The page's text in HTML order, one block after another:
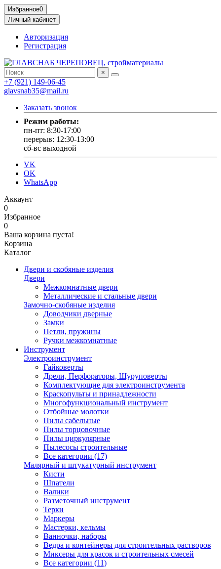
Избранное0
Личный кабинет
Авторизация
Регистрация
×
+7 (921) 149-06-45
glavsnab35@mail.ru
Заказать звонок
Режим работы:
пн-пт: 8:30-17:00
перерыв: 12:30-13:00
сб-вс выходной
VK
OK
WhatsApp
Аккаунт
0
Избранное
0
Ваша корзина пуста!
Корзина
Каталог
Двери и скобяные изделия
Двери
Межкомнатные двери
Металлические и стальные двери
Замочно-скобяные изделия
Доводчики дверные
Замки
Петли, пружины
Ручки межкомнатные
Инструмент
Электроинструмент
Гайковерты
Дрели, Перфораторы, Шуруповерты
Комплектующие для электроинструмента
Краскопульты и принадлежности
Многофункциональный инструмент
Отбойные молотки
Пилы сабельные
Пилы торцовочные
Пилы циркулярные
Пылесосы строительные
Все категории (17)
Малярный и штукатурный инструмент
Кисти
Шпатели
Валики
Разметочный инструмент
Терки
Маркеры
Мастерки, кельмы
Ванночки, наборы
Ведра и контейнеры для строительных растворов
Миксеры для красок и строительных смесей
Все категории (11)